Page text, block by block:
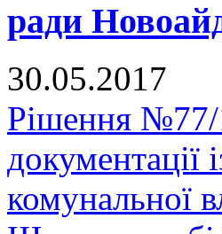
ради
30.05.2017
Рішення №77/
документації
комунальної